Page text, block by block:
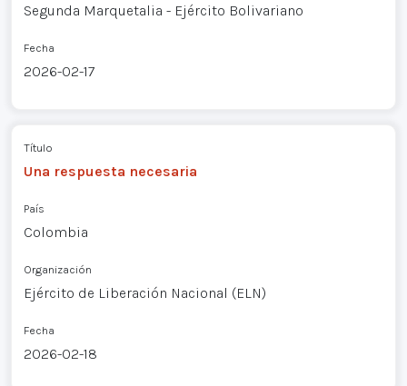
Segunda Marquetalia - Ejército Bolivariano
Fecha
2026-02-17
Título
Una respuesta necesaria
País
Colombia
Organización
Ejército de Liberación Nacional (ELN)
Fecha
2026-02-18